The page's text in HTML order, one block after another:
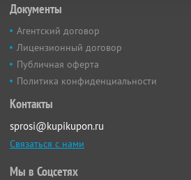
Документы
Агентский договор
Лицензионный договор
Публичная оферта
Политика конфиденциальности
Контакты
sprosi@kupikupon.ru
Связаться с нами
Мы в Соцсетях